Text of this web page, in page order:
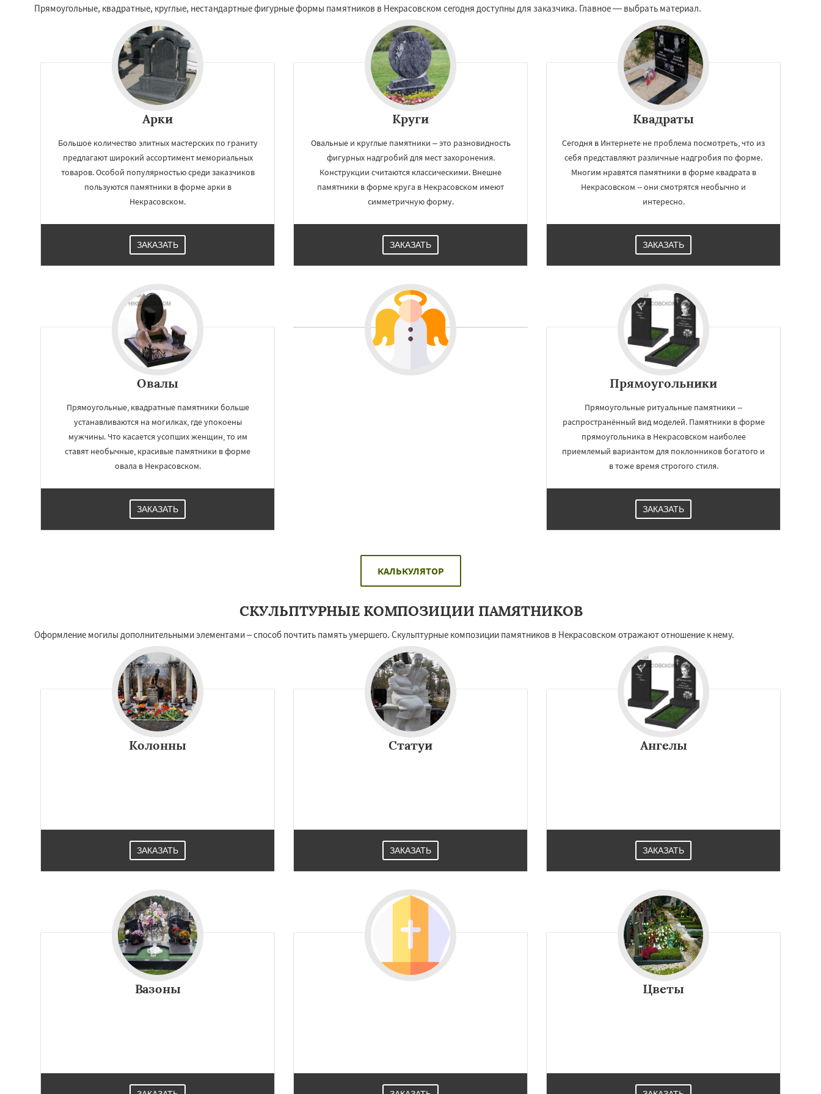
Шаховская
Прямоугольные, квадратные, круглые, нестандартные фигурные формы памятников в Некрасовском сегодня доступны для заказчика. Главное — выбрать материал.
Арки
Большое количество элитных мастерских по граниту
предлагают широкий ассортимент мемориальных
товаров. Особой популярностью среди заказчиков
пользуются памятники в форме арки в
Некрасовском.
ЗАКАЗАТЬ
Круги
Овальные и круглые памятники – это разновидность
фигурных надгробий для мест захоронения.
Конструкции считаются классическими. Внешне
памятники в форме круга в Некрасовском имеют
симметричную форму.
ЗАКАЗАТЬ
Квадраты
Сегодня в Интернете не проблема посмотреть, что из
себя представляют различные надгробия по форме.
Многим нравятся памятники в форме квадрата в
Некрасовском -- они смотрятся необычно и
интересно.
ЗАКАЗАТЬ
Овалы
Прямоугольные, квадратные памятники больше
устанавливаются на могилках, где упокоены
мужчины. Что касается усопших женщин, то им
ставят необычные, красивые памятники в форме
овала в Некрасовском.
ЗАКАЗАТЬ
Прямоугольники
Прямоугольные ритуальные памятники --
распространённый вид моделей. Памятники в форме
прямоугольника в Некрасовском наиболее
приемлемый вариантом для поклонников богатого и
в тоже время строгого стиля.
ЗАКАЗАТЬ
КАЛЬКУЛЯТОР
СКУЛЬПТУРНЫЕ КОМПОЗИЦИИ ПАМЯТНИКОВ
Оформление могилы дополнительными элементами – способ почтить память умершего. Скульптурные композиции памятников в Некрасовском отражают отношение к нему.
Колонны
ЗАКАЗАТЬ
Статуи
ЗАКАЗАТЬ
Ангелы
ЗАКАЗАТЬ
Вазоны Цветы
Даю согласие на обработку персональных данных